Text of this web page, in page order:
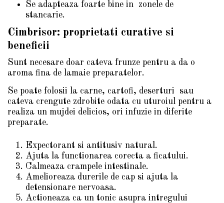
Se adapteaza foarte bine in zonele de
stancarie.
Cimbrisor: proprietati curative si
beneficii
Sunt necesare doar cateva frunze pentru a da o
aroma fina de lamaie preparatelor.
Se poate folosii la carne, cartofi, deserturi sau
cateva crengute zdrobite odata cu uturoiul pentru a
realiza un mujdei delicios, ori infuzie in diferite
preparate.
Expectorant si antitusiv natural.
Ajuta la functionarea corecta a ficatului.
Calmeaza crampele intestinale.
Amelioreaza durerile de cap si ajuta la
detensionare nervoasa.
Actioneaza ca un tonic asupra intregului